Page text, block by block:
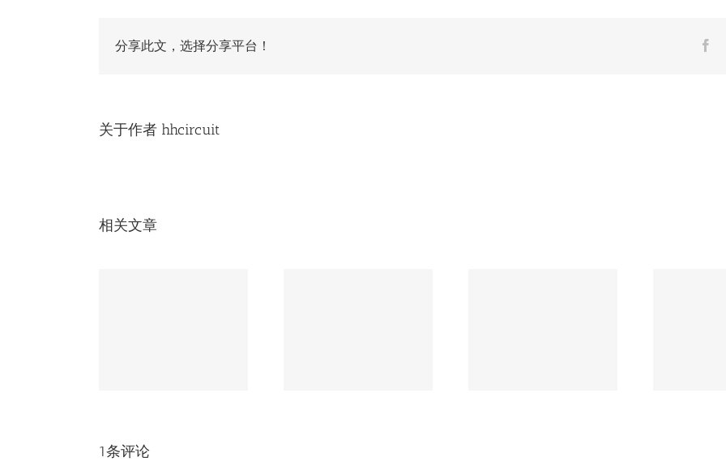
分享此文，选择分享平台！
关于作者 hhcircuit
相关文章
1条评论